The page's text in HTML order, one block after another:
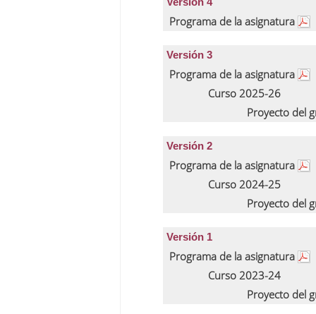
Programa de la asignatura
Versión 3
Programa de la asignatura
Curso 2025-26
Proyecto del
Versión 2
Programa de la asignatura
Curso 2024-25
Proyecto del
Versión 1
Programa de la asignatura
Curso 2023-24
Proyecto del